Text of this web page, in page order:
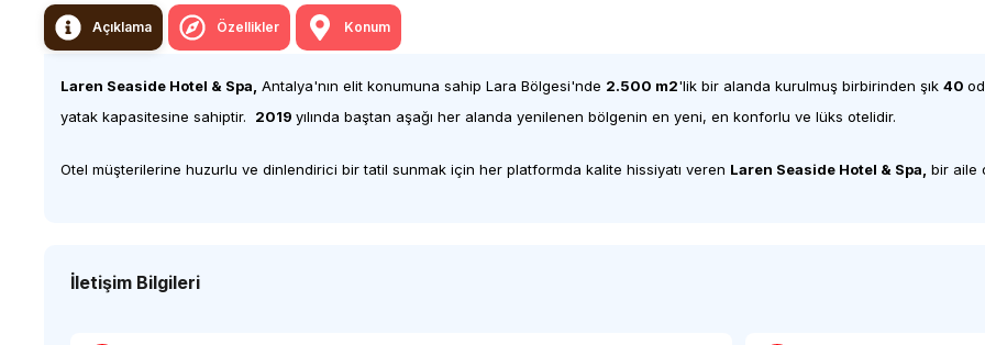
Açıklama Özellikler Konum
Laren Seaside Hotel & Spa, Antalya'nın elit konumuna sahip Lara Bölgesi'nde 2.500 m2'lik bir alanda kurulmuş birbirinden şık40
yatak kapasitesine sahiptir. 2019yılında baştan aşağı her alanda yenilenen bölgenin en yeni, en konforlu ve lüks otelidir.
Otel müşterilerine huzurlu ve dinlendirici bir tatil sunmak için her platformda kalite hissiyatı veren Laren Seaside Hotel & Spa, bir aile
İletişim Bilgileri